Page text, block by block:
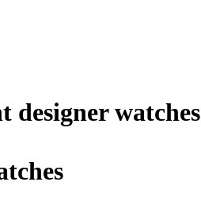
designer watches